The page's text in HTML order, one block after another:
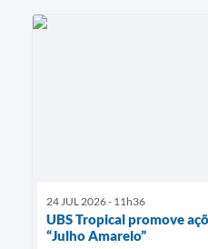
24 JUL 2026 - 11h36
UBS Tropical promove
“Julho Amarelo”